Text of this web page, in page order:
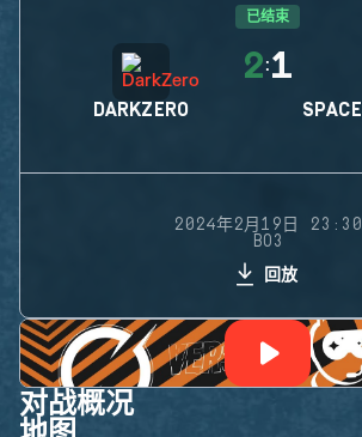
已结束
DARKZERO
2:1
2024年2月19日 23:30
BO3
回放
对战概况